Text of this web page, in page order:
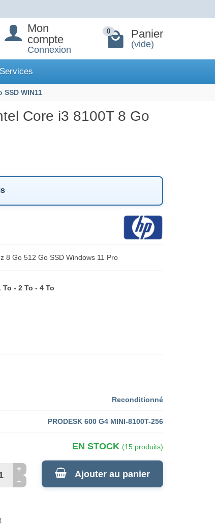
Mon
compte
Connexion
0 Panier
(vide)
Services
SSD WIN11
Core i3 8100T 8 Go
8 Go 512 Go SSD Windows 11 Pro
- 2 To - 4 To
Reconditionné
PRODESK 600 G4 MINI-8100T-256
EN STOCK (15 produits)
Ajouter au panier